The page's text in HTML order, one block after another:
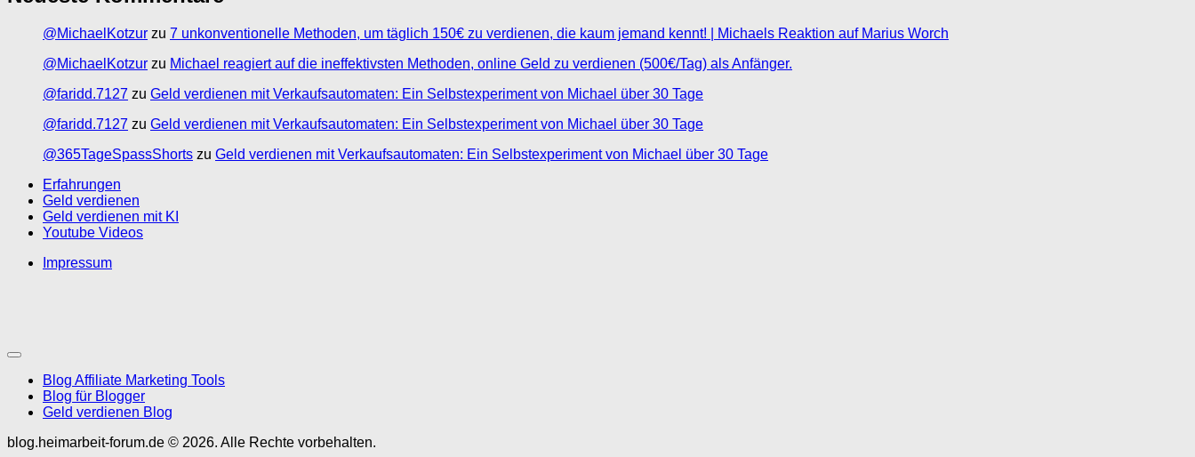
@MichaelKotzur zu 7 unkonventionelle Methoden, um täglich 150€ zu verdienen, die kaum jemand kennt! | Michaels Reaktion auf Marius Worch
@MichaelKotzur zu Michael reagiert auf die ineffektivsten Methoden, online Geld zu verdienen (500€/Tag) als Anfänger.
@faridd.7127 zu Geld verdienen mit Verkaufsautomaten: Ein Selbstexperiment von Michael über 30 Tage
@faridd.7127 zu Geld verdienen mit Verkaufsautomaten: Ein Selbstexperiment von Michael über 30 Tage
@365TageSpassShorts zu Geld verdienen mit Verkaufsautomaten: Ein Selbstexperiment von Michael über 30 Tage
Erfahrungen
Geld verdienen
Geld verdienen mit KI
Youtube Videos
Impressum
Blog Affiliate Marketing Tools
Blog für Blogger
Geld verdienen Blog
blog.heimarbeit-forum.de © 2026. Alle Rechte vorbehalten.